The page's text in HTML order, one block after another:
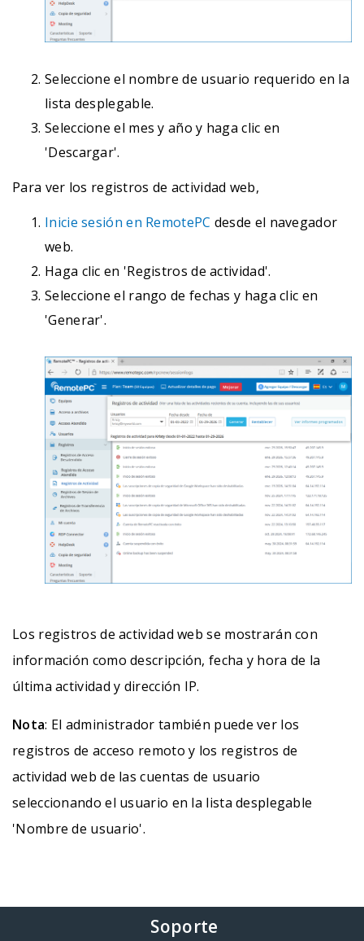
Seleccione el nombre de usuario requerido en la
lista desplegable.
Seleccione el mes y año y haga clic en
'Descargar'.
Para ver los registros de actividad web,
Inicie sesión en RemotePC desde el navegador
web.
Haga clic en 'Registros de actividad'.
Seleccione el rango de fechas y haga clic en
'Generar'.
Los registros de actividad web se mostrarán con
información como descripción, fecha y hora de la
última actividad y dirección IP.
Nota: El administrador también puede ver los
registros de acceso remoto y los registros de
actividad web de las cuentas de usuario
seleccionando el usuario en la lista desplegable
'Nombre de usuario'.
Soporte